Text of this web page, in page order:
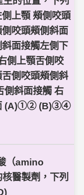
上顎 頰側咬頭
咬頭頰側斜面
面接觸左側下
側上顎舌側咬
側咬頭頰側斜
側斜面接觸 右
(A)①② (B)③④
（amino
醫製劑，下列